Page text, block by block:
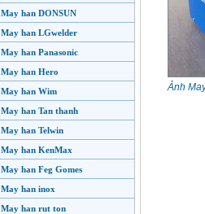
May han DONSUN
May han LGwelder
May han Panasonic
May han Hero
May han Wim
May han Tan thanh
May han Telwin
May han KenMax
May han Feg Gomes
May han inox
May han rut ton
Ảnh